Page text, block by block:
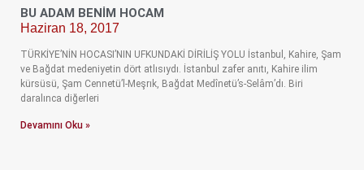
BU ADAM BENIM HOCAM
Haziran 18, 2017
TÜRKİYE’NİN HOCASI’NIN UFKUNDAKİ DİRİLİŞ YOLU İstanbul, Kahire, Şam
ve Bağdat medeniyetin dört atlısıydı. İstanbul zafer anıtı, Kahire ilim
kürsüsü, Şam Cennetü’l-Meşrık, Bağdat Medînetü’s-Selâm’dı. Biri
daralınca diğerleri
Devamını Oku »